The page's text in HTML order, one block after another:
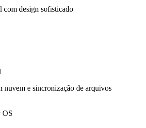
com design sofisticado
nuvem e sincronização de arquivos